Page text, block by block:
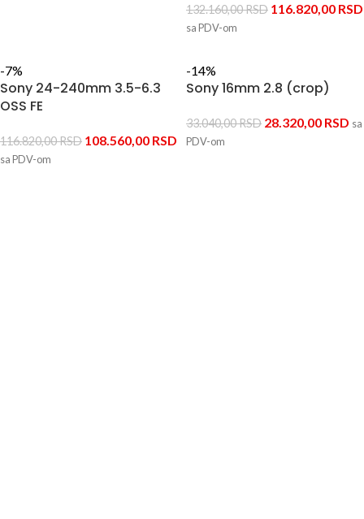
132.160,00RSD 116.820,00 RSD
sa PDV-om
-7%
Sony 24-240mm 3.5-6.3
OSS FE
116.820,00RSD 108.560,00 RSD
sa PDV-om
-14%
Sony 16mm 2.8 (crop)
33.040,00RSD 28.320,00 RSD sa
PDV-om